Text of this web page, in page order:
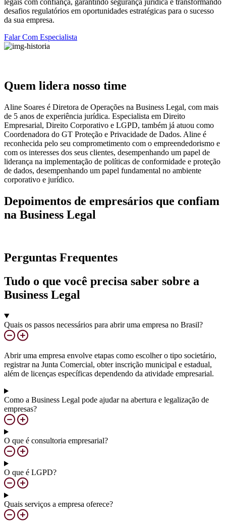
legais com confiança, garantindo segurança jurídica e transformando
desafios regulatórios em oportunidades estratégicas para o sucesso
da sua empresa.
Falar Com Especialista
Quem lidera nosso time
Aline Soares é Diretora de Operações na Business Legal, com mais
de 5 anos de experiência jurídica. Especialista em Direito
Empresarial, Direito Corporativo e LGPD, também já atuou como
Coordenadora do GT Proteção e Privacidade de Dados. Aline é
reconhecida pelo seu comprometimento com o empreendedorismo e
com os interesses dos seus clientes, desempenhando um papel de
liderança na implementação de políticas de conformidade e proteção
de dados, desempenhando um papel fundamental no ambiente
corporativo e jurídico.
Depoimentos de empresários que confiam
na Business Legal
Perguntas Frequentes
Tudo o que você precisa saber sobre a
Business Legal
Quais os passos necessários para abrir uma empresa no Brasil?
Abrir uma empresa envolve etapas como escolher o tipo societário,
registrar na Junta Comercial, obter inscrição municipal e estadual,
além de licenças específicas dependendo da atividade empresarial.
Como a Business Legal pode ajudar na abertura e legalização de
empresas?
O que é consultoria empresarial?
O que é LGPD?
Quais serviços a empresa oferece?